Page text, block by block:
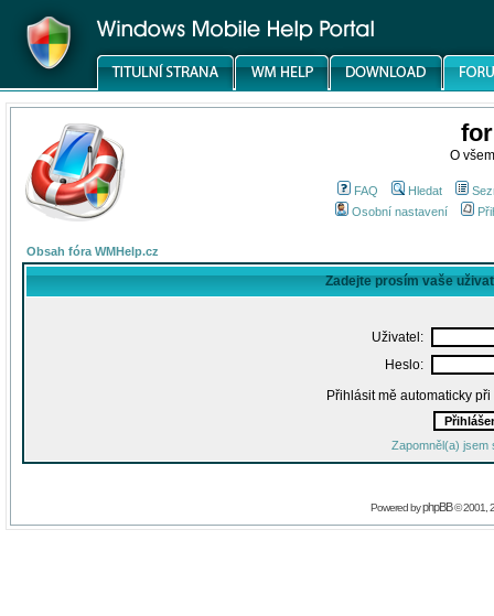
O
FAQ Hledat
Osobní nastavení
Obsah fóra WMHelp.cz
Zadejte prosím vaše
Uživatel:
Heslo:
Přihlásit mě automaticky
Zapomněl(a) jsem
Powered byphpBB© 2001,